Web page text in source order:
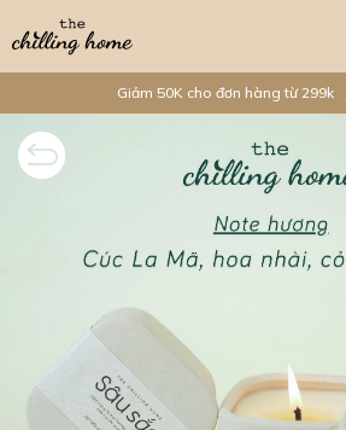
Giảm 50K cho đơn hàng từ 299k